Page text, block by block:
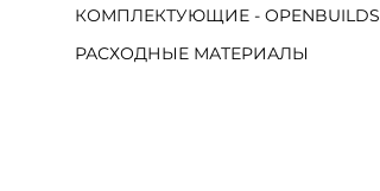
КОМПЛЕКТУЮЩИЕ - OPENBUILDS
РАСХОДНЫЕ МАТЕРИАЛЫ